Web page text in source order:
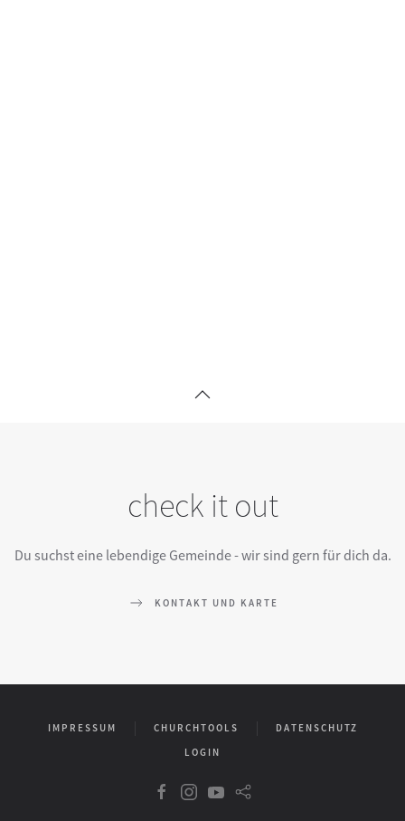
check it out
Du suchst eine lebendige Gemeinde - wir sind gern für dich da.
KONTAKT UND KARTE
IMPRESSUM CHURCHTOOLS
DATENSCHUTZ
LOGIN